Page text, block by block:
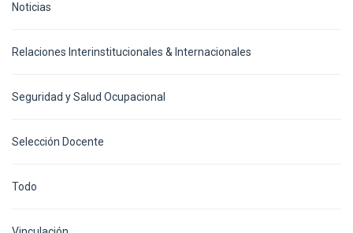
Noticias
Relaciones Interinstitucionales & Internacionales
Seguridad y Salud Ocupacional
Selección Docente
Todo